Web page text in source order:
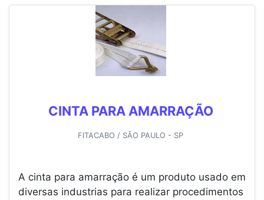
CINTA PARA AMARRAÇÃO
FITACABO / SÃO PAULO - SP
A cinta para amarração é um produto usado em
diversas industrias para realizar procedimentos